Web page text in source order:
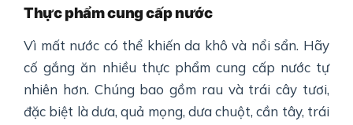
Thực phẩm cung cấp nước
Vì mất nước có thể khiến da khô và nổi sẩn. Hãy
cố gắng ăn nhiều thực phẩm cung cấp nước tự
nhiên hơn. Chúng bao gồm rau và trái cây tươi,
đặc biệt là dưa, quả mọng, dưa chuột, cần tây, trái